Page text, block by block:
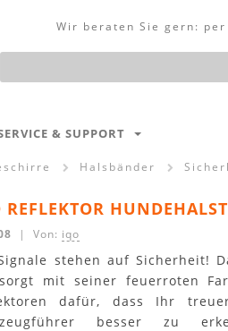
Wir beraten Sie gern: per
Produktsuche
& SUPPORT
Halsbänder
REFLEKTOR
| Von: iqo
stehen auf Sicherheit!
mit seiner feuerroten
dafür, dass Ihr
besser zu